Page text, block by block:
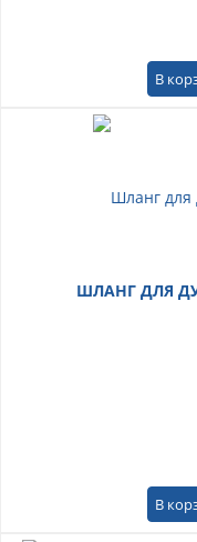
В
ШЛАНГ ДЛЯ
В